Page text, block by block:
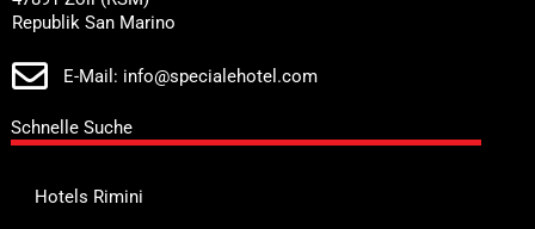
Republik San Marino
E-Mail: info@specialehotel.com
Schnelle Suche
Hotels Rimini